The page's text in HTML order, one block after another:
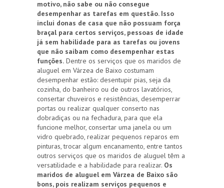
motivo, não sabe ou não consegue
desempenhar as tarefas em questão. Isso
inclui donas de casa que não possuam força
braçal para certos serviços, pessoas de idade
já sem habilidade para as tarefas ou jovens
que não saibam como desempenhar estas
funções. Dentre os serviços que os maridos de
aluguel em Várzea de Baixo costumam
desempenhar estão: desentupir pias, seja da
cozinha, do banheiro ou de outros lavatórios,
consertar chuveiros e resistências, desemperrar
portas ou realizar qualquer conserto nas
dobradiças ou na fechadura, para que ela
funcione melhor, consertar uma janela ou um
vidro quebrado, realizar pequenos reparos em
pinturas, trocar algum encanamento, entre tantos
outros serviços que os maridos de aluguel têm a
versatilidade e a habilidade para realizar. Os
maridos de aluguel em Várzea de Baixo são
bons, pois realizam serviços pequenos e